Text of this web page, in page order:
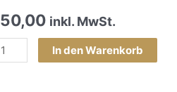
50,00 inkl. MwSt.
In den Warenkorb